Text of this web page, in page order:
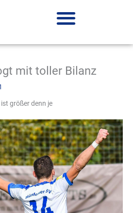
mit toller Bilanz
größer denn je